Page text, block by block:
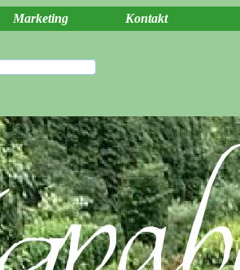
Marketing Kontakt